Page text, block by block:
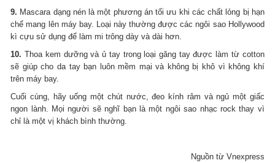
9. Mascara dạng nén là một phương án tối ưu khi các chất lỏng bị hạn
chế mang lên máy bay. Loại này thường được các ngôi sao Hollywood
kì cựu sử dụng để làm mi trông dày và dài hơn.
10. Thoa kem dưỡng và ủ tay trong loại găng tay được làm từ cotton
sẽ giúp cho da tay bạn luôn mềm mại và không bị khô vì không khí
trên máy bay.
Cuối cùng, hãy uống một chút nước, đeo kính râm và ngủ một giấc
ngon lành. Mọi người sẽ nghĩ bạn là một ngôi sao nhạc rock thay vì
chỉ là một vị khách bình thường.
Nguồn từ Vnexpress